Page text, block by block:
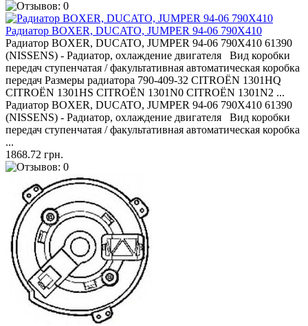
Радиатор BOXER, DUCATO, JUMPER 94-06 790X410
Радиатор BOXER, DUCATO, JUMPER 94-06 790X410 61390
(NISSENS) - Радиатор, охлаждение двигателя Вид коробки
передач ступенчатая / факультативная автоматическая коробка
передач Размеры радиатора 790-409-32 CITROËN 1301HQ
CITROËN 1301HS CITROËN 1301N0 CITROËN 1301N2 ...
Радиатор BOXER, DUCATO, JUMPER 94-06 790X410 61390
(NISSENS) - Радиатор, охлаждение двигателя Вид коробки
передач ступенчатая / факультативная автоматическая коробка
...
1868.72 грн.